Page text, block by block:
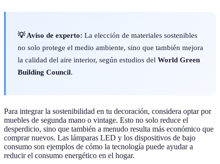
💡 Aviso de experto: La elección de materiales sostenibles
no solo protege el medio ambiente, sino que también mejora
la calidad del aire interior, según estudios del World Green
Building Council.
Para integrar la sostenibilidad en tu decoración, considera optar por
muebles de segunda mano o vintage. Esto no solo reduce el
desperdicio, sino que también a menudo resulta más económico que
comprar nuevos. Las lámparas LED y los dispositivos de bajo
consumo son ejemplos de cómo la tecnología puede ayudar a
reducir el consumo energético en el hogar.